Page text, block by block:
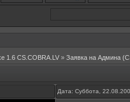
1.6 CS.COBRA.LV » Заявка на Aдмина
Дата: Суббота,